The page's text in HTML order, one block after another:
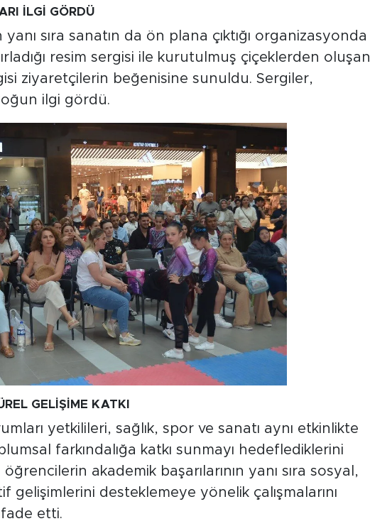
İLGİ GÖRDÜ
yanı sıra sanatın da ön plana çıktığı organizasyonda
resim sergisi ile kurutulmuş çiçeklerden oluşan
ziyaretçilerin beğenisine sunuldu. Sergiler,
ilgi gördü.
GELİŞİME KATKI
yetkilileri, sağlık, spor ve sanatı aynı etkinlikte
farkındalığa katkı sunmayı hedeflediklerini
akademik başarılarının yanı sıra sosyal,
gelişimlerini desteklemeye yönelik çalışmalarını
etti.